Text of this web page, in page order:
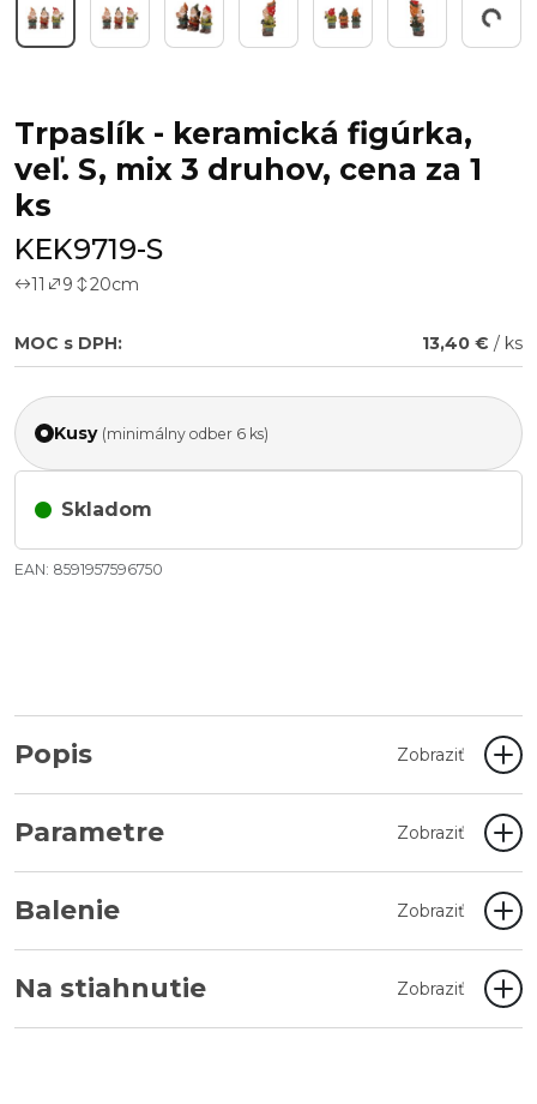
Working...
Trpaslík - keramická figúrka,
veľ. S, mix 3 druhov, cena za 1
ks
KEK9719-S
11 9 20cm
MOC s DPH: 13,40 € / ks
Kusy (minimálny odber 6 ks)
Skladom
EAN: 8591957596750
Popis Zobraziť
Parametre Zobraziť
Balenie Zobraziť
Na stiahnutie Zobraziť